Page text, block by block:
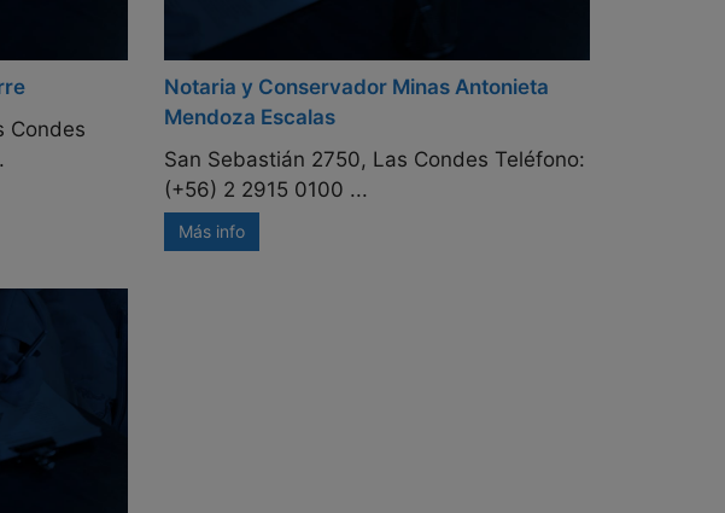
Condes
Notaria y Conservador Minas Antonieta
Mendoza Escalas
San Sebastián 2750, Las Condes Teléfono:
(+56) 2 2915 0100 ...
Más info